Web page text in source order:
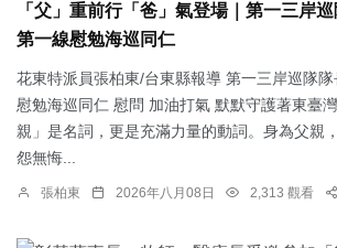
「父」重前行「爸」氣登場｜第一三岸
第一線慰勉海巡同仁
花東特派員張柏東/台東縣報導 第一三岸巡隊
慰勉海巡同仁 慰問 加油打氣 默默守護著東臺
親」是名詞，更是充滿力量的動詞。身為父親
怨無悔...
張柏東 2026年八月08日 2,313 觀看